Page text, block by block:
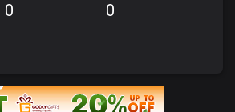
0 0